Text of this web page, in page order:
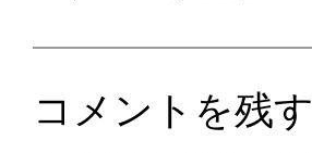
コメントを残す